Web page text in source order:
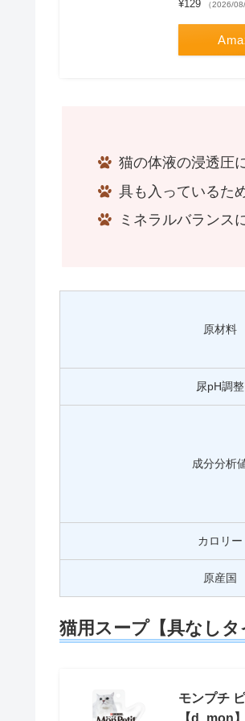
¥129 （2026/
猫の体液の浸透圧
具も入っているた
ミネラルバランス
原材料
尿pH調整
成分分析
カロリー
原産国
猫用スープ【具なしタ
モンプチ
【d_mon